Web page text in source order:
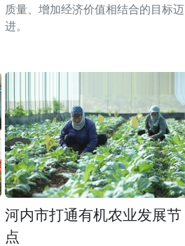
质量、增加经济价值相结合的目标迈
进。
河内市打通有机农业发展节
点